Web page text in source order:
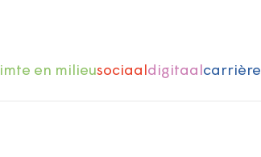
en milieusociaaldigitaalcarrière